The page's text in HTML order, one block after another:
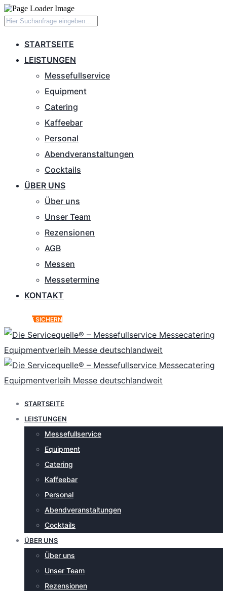
STARTSEITE
LEISTUNGEN
Messefullservice
Equipment
Catering
Kaffeebar
Personal
Abendveranstaltungen
Cocktails
ÜBER UNS
Über uns
Unser Team
Rezensionen
AGB
Messen
Messetermine
KONTAKT
ANGEBOT SICHERN
STARTSEITE
LEISTUNGEN
Messefullservice
Equipment
Catering
Kaffeebar
Personal
Abendveranstaltungen
Cocktails
ÜBER UNS
Über uns
Unser Team
Rezensionen